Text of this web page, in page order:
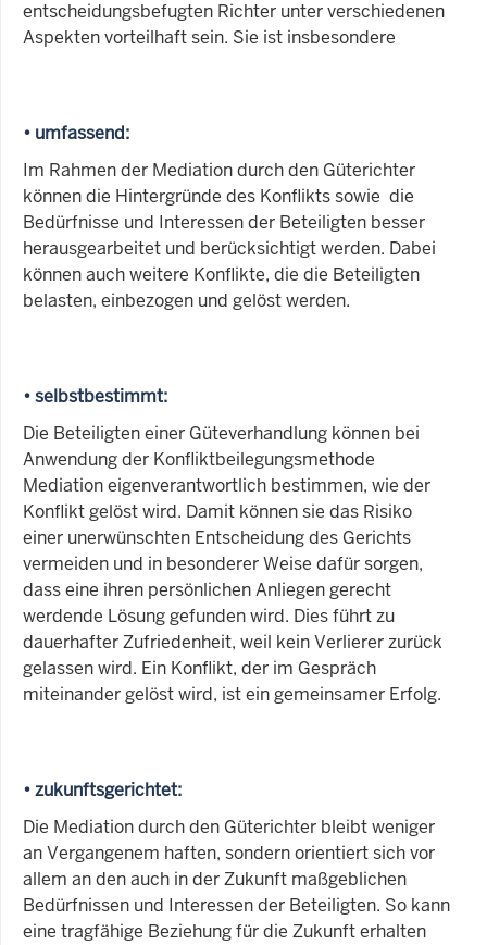
entscheidungsbefugten Richter unter verschiedenen
Aspekten vorteilhaft sein. Sie ist insbesondere
• umfassend:
Im Rahmen der Mediation durch den Güterichter
können die Hintergründe des Konflikts sowie die
Bedürfnisse und Interessen der Beteiligten besser
herausgearbeitet und berücksichtigt werden. Dabei
können auch weitere Konflikte, die die Beteiligten
belasten, einbezogen und gelöst werden.
• selbstbestimmt:
Die Beteiligten einer Güteverhandlung können bei
Anwendung der Konfliktbeilegungsmethode
Mediation eigenverantwortlich bestimmen, wie der
Konflikt gelöst wird. Damit können sie das Risiko
einer unerwünschten Entscheidung des Gerichts
vermeiden und in besonderer Weise dafür sorgen,
dass eine ihren persönlichen Anliegen gerecht
werdende Lösung gefunden wird. Dies führt zu
dauerhafter Zufriedenheit, weil kein Verlierer zurück
gelassen wird. Ein Konflikt, der im Gespräch
miteinander gelöst wird, ist ein gemeinsamer Erfolg.
• zukunftsgerichtet:
Die Mediation durch den Güterichter bleibt weniger
an Vergangenem haften, sondern orientiert sich vor
allem an den auch in der Zukunft maßgeblichen
Bedürfnissen und Interessen der Beteiligten. So kann
eine tragfähige Beziehung für die Zukunft erhalten